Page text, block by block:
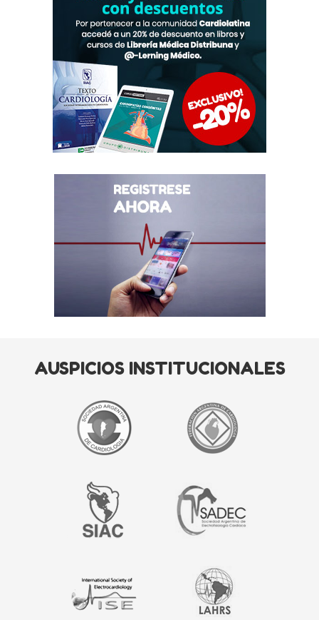
AUSPICIOS INSTITUCIONALES